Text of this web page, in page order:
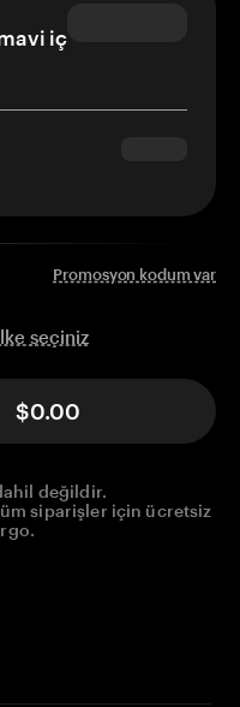
iç
Promosyon kodum var
seçiniz
$0.00
değildir.
siparişler için ücretsiz